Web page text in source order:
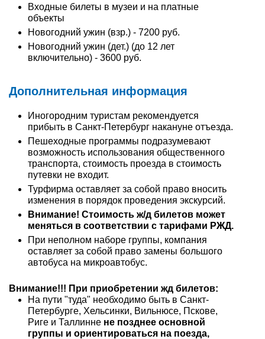
Входные билеты в музеи и на платные
объекты
Новогодний ужин (взр.) - 7200 руб.
Новогодний ужин (дет.) (до 12 лет
включительно) - 3600 руб.
Дополнительная информация
Иногородним туристам рекомендуется
прибыть в Санкт-Петербург накануне отъезда.
Пешеходные программы подразумевают
возможность использования общественного
транспорта, стоимость проезда в стоимость
путевки не входит.
Турфирма оставляет за собой право вносить
изменения в порядок проведения экскурсий.
Внимание! Стоимость ж/д билетов может
меняться в соответствии с тарифами РЖД.
При неполном наборе группы, компания
оставляет за собой право замены большого
автобуса на микроавтобус.
Внимание!!! При приобретении жд билетов:
На пути "туда" необходимо быть в Санкт-
Петербурге, Хельсинки, Вильнюсе, Пскове,
Риге и Таллинне не позднее основной
группы и ориентироваться на поезда,